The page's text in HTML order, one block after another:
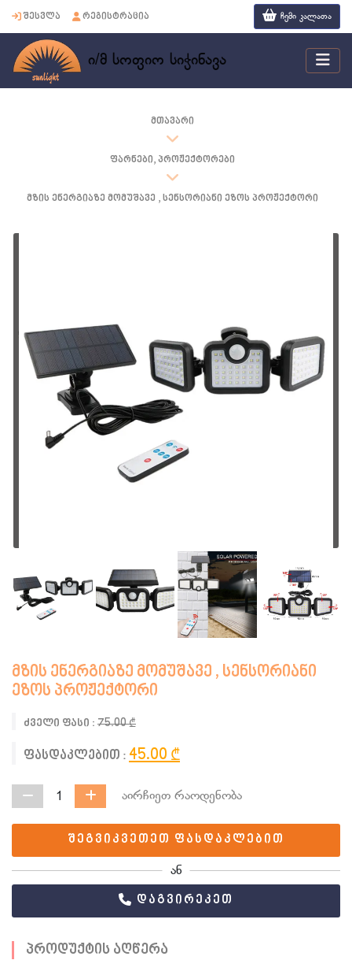
შესვლა რეგისტრაცია ჩემი კალათა
ი/მ სოფიო სიჭინავა
მთავარი
ფარნები, პროჟექტორები
მზის ენერგიაზე მომუშავე , სენსორიანი ეზოს პროჟექტორი
მზის ენერგიაზე მომუშავე , სენსორიანი
ეზოს პროჟექტორი
ძველი ფასი : 75.00 ₾
ფასდაკლებით : 45.00 ₾
1 აირჩიეთ რაოდენობა
შეგვიკვეთეთ ფასდაკლებით
ან
დაგვირეკეთ
პროდუქტის აღწერა